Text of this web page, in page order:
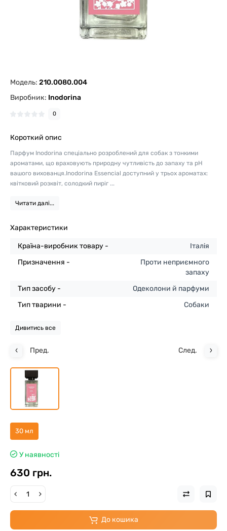
Модель: 210.0080.004
Виробник: Inodorina
0
Короткий опис
Парфум Inodorina спеціально розроблений для собак з тонкими
ароматами, що враховують природну чутливість до запаху та pH
вашого вихованця.Inodorina Essencial доступний у трьох ароматах:
квітковий розквіт, солодкий пиріг ...
Читати далі...
Характеристики
Країна-виробник товару -
Італія
Призначення -
Проти неприємного
запаху
Тип засобу -
Одеколони й парфуми
Тип тварини -
Собаки
Дивитись все
Пред. След.
30 мл
У наявності
630 грн.
До кошика